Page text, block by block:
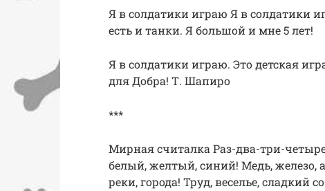
Я в солдатики играю Я в солдатики
есть и танки. Я большой и мне 5 лет!
Я в солдатики играю. Это детская
для Добра! Т. Шапиро
***
Мирная считалка Раз-два-три-
белый, желтый, синий! Медь, железо,
реки, города! Труд, веселье,